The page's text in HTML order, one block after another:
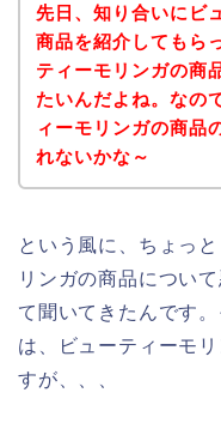
先日、知り合いにビ
商品を紹介してもら
ティーモリンガの商
たいんだよね。なの
ィーモリンガの商品
れないかな～
という風に、ちょっ
リンガの商品につい
て聞いてきたんです
は、ビューティーモ
すが、、、